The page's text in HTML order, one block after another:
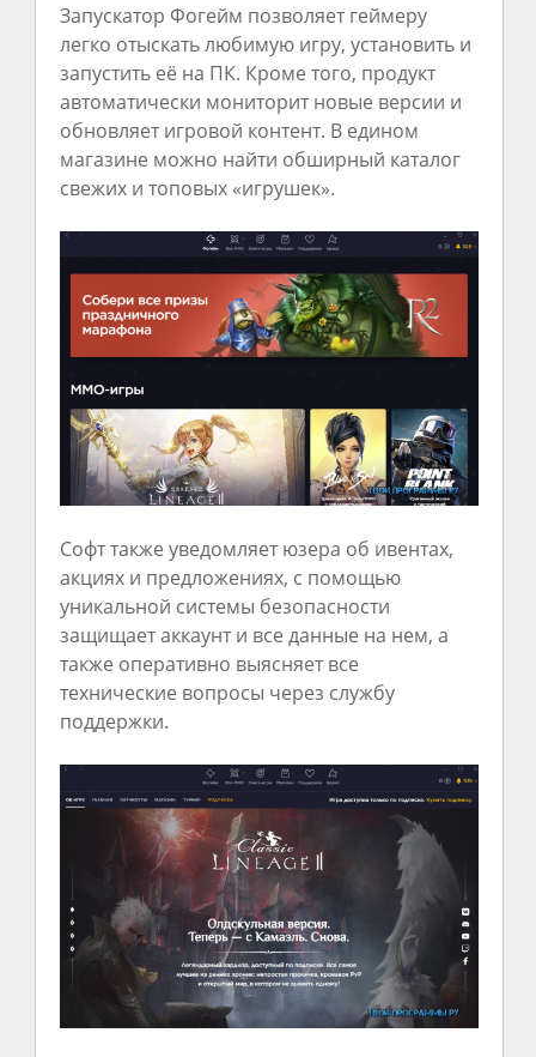
Запускатор Фогейм позволяет геймеру
легко отыскать любимую игру, установить и
запустить её на ПК. Кроме того, продукт
автоматически мониторит новые версии и
обновляет игровой контент. В едином
магазине можно найти обширный каталог
свежих и топовых «игрушек».
Софт также уведомляет юзера об ивентах,
акциях и предложениях, с помощью
уникальной системы безопасности
защищает аккаунт и все данные на нем, а
также оперативно выясняет все
технические вопросы через службу
поддержки.